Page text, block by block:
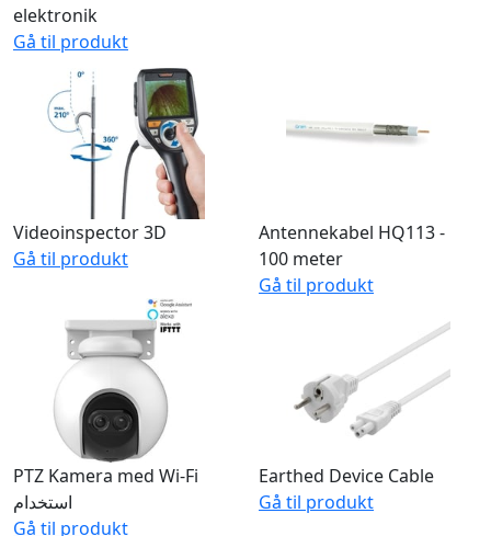
DELATACO komprimeret
gas til rengøring af
elektronik
Gå til produkt
Videoinspector 3D
Gå til produkt
Antennekabel HQ113 -
100 meter
Gå til produkt